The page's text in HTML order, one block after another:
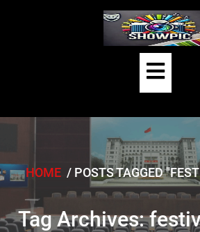
Open
HOME / POSTS TAGGED
Tag Archives: